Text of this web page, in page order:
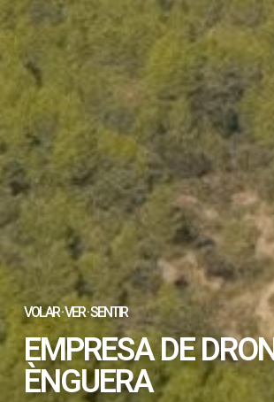
VOLAR · VER · SENTIR
EMPRESA DE
ÈNGUERA